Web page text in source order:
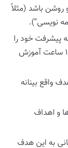
باشد (مثلاً
نویسی”).
پیشرفت خود را
اندازه گیری می کنید؟ (مثلاً “گذراندن ۱۰ ساعت آموزش
واقع بینانه
و اهداف
به این هدف